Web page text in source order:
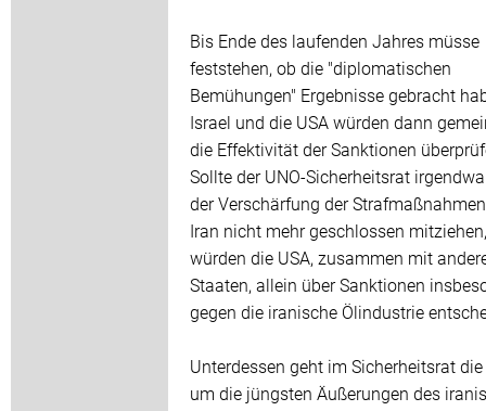
Bis Ende des laufenden Jahres müsse
feststehen, ob die "diplomatischen
Bemühungen" Ergebnisse gebracht
Israel und die USA würden dann
die Effektivität der Sanktionen
Sollte der UNO-Sicherheitsrat
der Verschärfung der
Iran nicht mehr geschlossen mitziehen,
würden die USA, zusammen mit
Staaten, allein über Sanktionen
gegen die iranische Ölindustrie
Unterdessen geht im Sicherheitsrat
um die jüngsten Äußerungen des